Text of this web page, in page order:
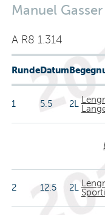
Manuel Gasser
A R8 1.314
RundeDatum
1 5.5 2L
2 12.5 2L